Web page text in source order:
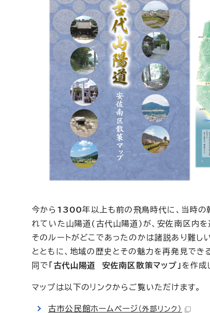
今から 1300年以上も前の飛鳥時代に、当時
れていた山陽道(古代山陽道)が、安佐南区内を
そのルートがどこであったのかは諸説あり難し
とともに、地域の歴史とその魅力を再発見で
同で
「古代山陽道 安佐南区散策マップ」 を作成
マップは以下のリンクからご覧いただけます。
古市公民館ホームページ （外部リンク）